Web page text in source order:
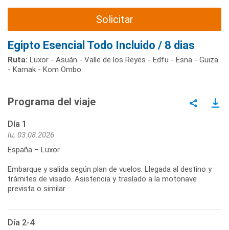
Solicitar
Egipto Esencial Todo Incluido / 8 dias
Ruta: Luxor - Asuán - Valle de los Reyes - Edfu - Esna - Guiza
- Karnak - Kom Ombo
Programa del viaje
Día 1
lu, 03.08.2026
España – Luxor
Embarque y salida según plan de vuelos. Llegada al destino y
trámites de visado. Asistencia y traslado a la motonave
prevista o similar
Día 2-4